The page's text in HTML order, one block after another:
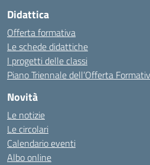
Didattica
Offerta formativa
Le schede didattiche
I progetti delle classi
Piano Triennale dell’Offerta
Novità
Le notizie
Le circolari
Calendario eventi
Albo online